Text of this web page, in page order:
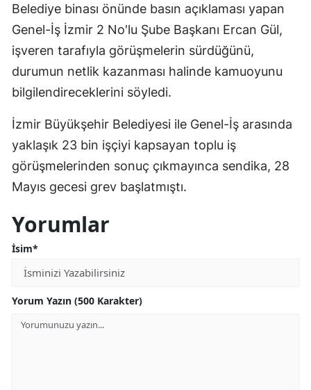
Belediye binası önünde basın açıklaması yapan
Genel-İş İzmir 2 No'lu Şube Başkanı Ercan Gül,
işveren tarafıyla görüşmelerin sürdüğünü,
durumun netlik kazanması halinde kamuoyunu
bilgilendireceklerini söyledi.
İzmir Büyükşehir Belediyesi ile Genel-İş arasında
yaklaşık 23 bin işçiyi kapsayan toplu iş
görüşmelerinden sonuç çıkmayınca sendika, 28
Mayıs gecesi grev başlatmıştı.
Yorumlar
İsim*
Yorum Yazın (500 Karakter)